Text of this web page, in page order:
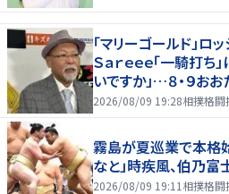
「マリーゴールド」ロ
Ｓａｒｅｅｅ「一騎打
いですか」…８・９お
2026/08/09 19:28相撲格闘
霧島が夏巡業で本格
なと」時疾風、伯乃
2026/08/09 19:11 相撲格闘